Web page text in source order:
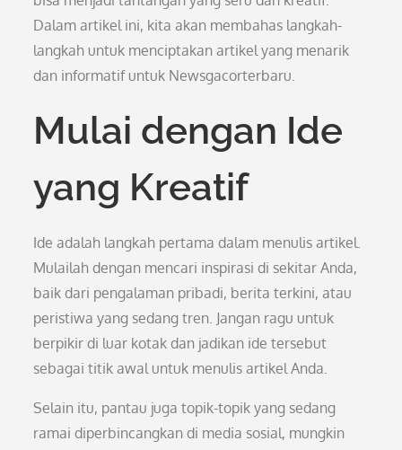
Dalam artikel ini, kita akan membahas langkah-
langkah untuk menciptakan artikel yang menarik
dan informatif untuk Newsgacorterbaru.
Mulai dengan Ide
yang Kreatif
Ide adalah langkah pertama dalam menulis artikel.
Mulailah dengan mencari inspirasi di sekitar Anda,
baik dari pengalaman pribadi, berita terkini, atau
peristiwa yang sedang tren. Jangan ragu untuk
berpikir di luar kotak dan jadikan ide tersebut
sebagai titik awal untuk menulis artikel Anda.
Selain itu, pantau juga topik-topik yang sedang
ramai diperbincangkan di media sosial, mungkin